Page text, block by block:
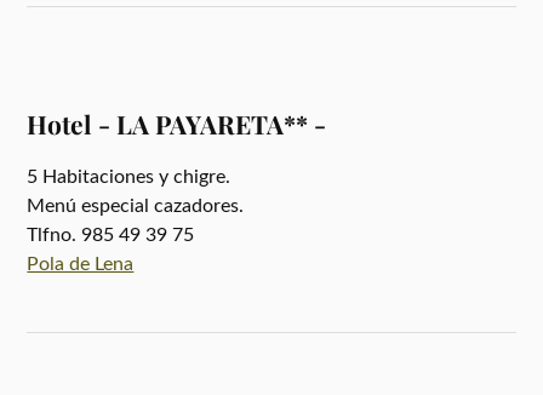
Hotel - LA PAYARETA** -
5 Habitaciones y chigre.
Menú especial cazadores.
Tlfno. 985 49 39 75
Pola de Lena